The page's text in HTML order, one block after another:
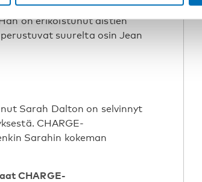
Brownilta, California
on erikoistunut aistien
suurelta osin Jean
Sarah Dalton on selvinnyt
CHARGE-
Sarahin kokeman
CHARGE-